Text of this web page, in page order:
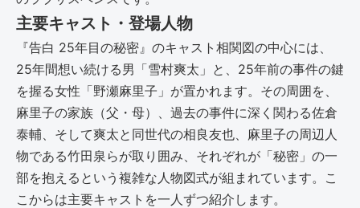
主要キャスト・登場人物
『告白 25年目の秘密』のキャスト相関図の中心には、
25年間想い続ける男「雪村爽太」と、25年前の事件の鍵
を握る女性「野瀬麻里子」が置かれます。その周囲を、
麻里子の家族（父・母）、過去の事件に深く関わる佐倉
泰輔、そして爽太と同世代の相良友也、麻里子の周辺人
物である竹田泉らが取り囲み、それぞれが「秘密」の一
部を抱えるという複雑な人物図式が組まれています。こ
こからは主要キャストを一人ずつ紹介します。